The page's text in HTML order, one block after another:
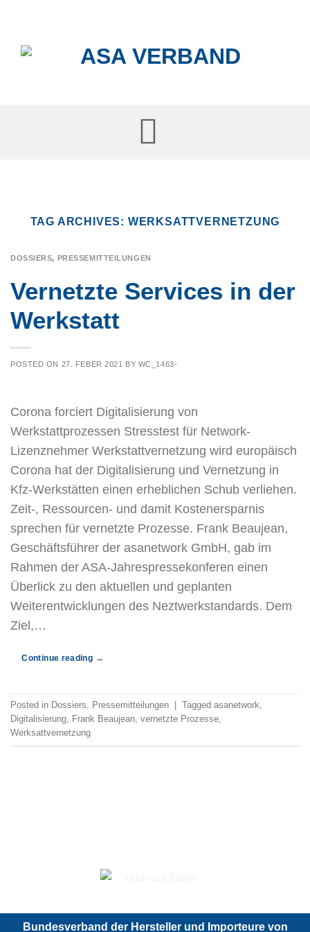
content
TAG ARCHIVES: WERKSATTVERNETZUNG
DOSSIERS, PRESSEMITTEILUNGEN
Vernetzte Services in der
Werkstatt
POSTED ON 27. FEBER 2021 BY WC_1463-
Corona forciert Digitalisierung von
Werkstattprozessen Stresstest für Network-
Lizenznehmer Werkstattvernetzung wird europäisch
Corona hat der Digitalisierung und Vernetzung in
Kfz-Werkstätten einen erheblichen Schub verliehen.
Zeit-, Ressourcen- und damit Kostenersparnis
sprechen für vernetzte Prozesse. Frank Beaujean,
Geschäftsführer der asanetwork GmbH, gab im
Rahmen der ASA-Jahrespressekonferen einen
Überlick zu den aktuellen und geplanten
Weiterentwicklungen des Neztwerkstandards. Dem
Ziel,…
Continue reading →
Posted in Dossiers, Pressemitteilungen Tagged asanetwork,
Digitalisierung, Frank Beaujean, vernetzte Prozesse,
Werksattvernetzung
Bundesverband der Hersteller und Importeure von